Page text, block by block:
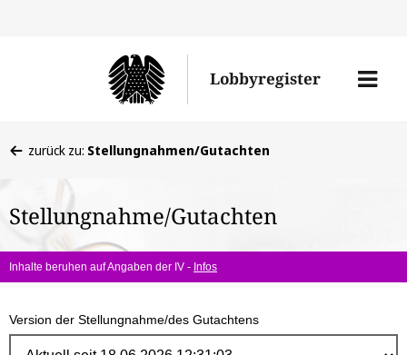
Lobbyregister
Menü
befinden
hier:
zurück zu: Stellungnahmen/Gutachten
Stellungnahme/Gutachten
Inhalte beruhen auf Angaben der IV - Infos
Version der Stellungnahme/des Gutachtens